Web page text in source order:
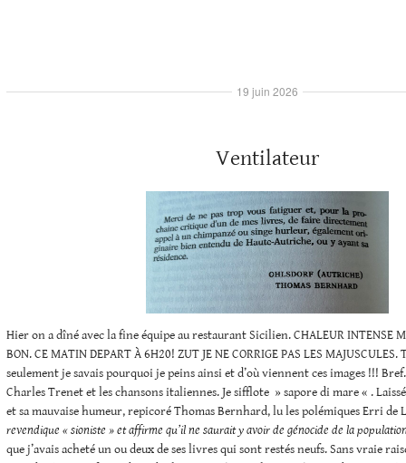
Ventilateur
Hier on a dîné avec la fine équipe au restaurant Sicilien. CHALEUR INTENSE
BON. CE MATIN DEPART À 6H20! ZUT JE NE CORRIGE PAS LES
seulement je savais pourquoi je peins ainsi et d’où viennent ces images !!!
Charles Trenet et les chansons italiennes. Je sifflote » sapore di mare « .
et sa mauvaise humeur, repicoré Thomas Bernhard, lu les polémiques Erri de
revendique « sioniste » et affirme qu’il ne saurait y avoir de génocide de la
que j’avais acheté un ou deux de ses livres qui sont restés neufs. Sans vraie
19 juin 2026